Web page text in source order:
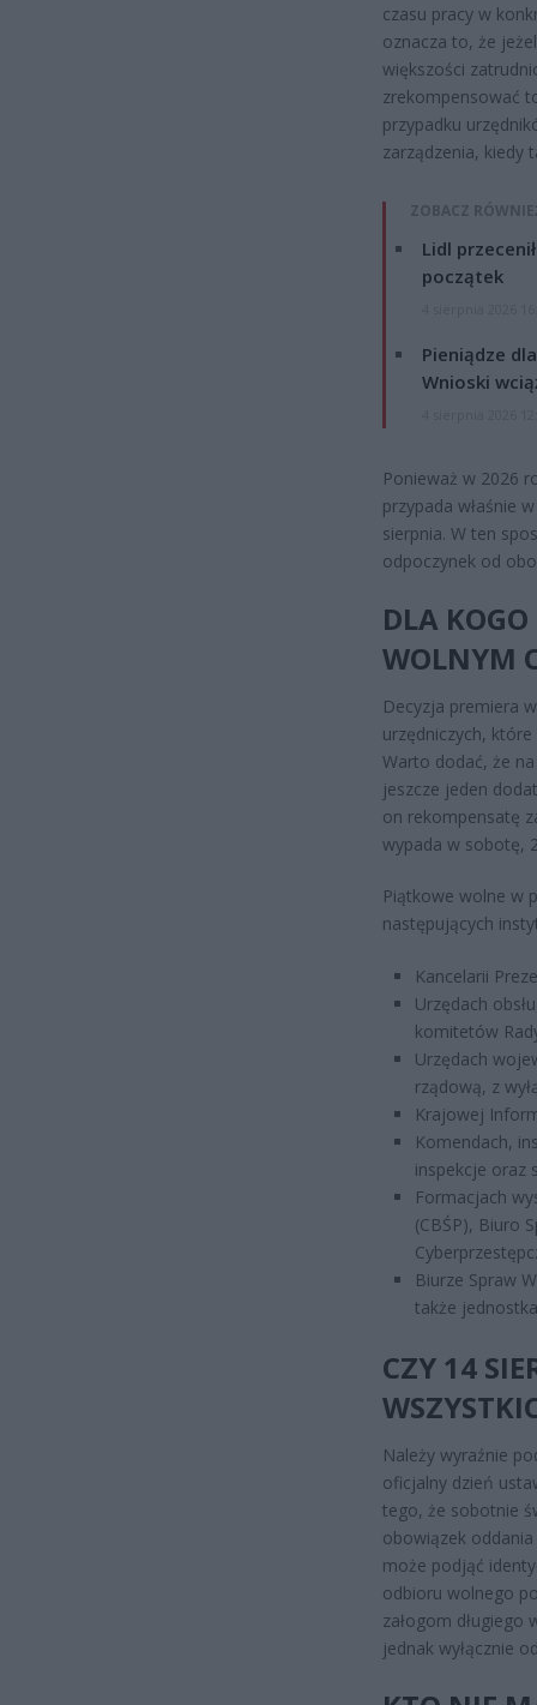
czasu pracy w
oznacza to, że
większości
zrekompensować
przypadku
zarządzenia, kiedy
ZOBACZ
Lidl
początek
Pieniądze
Wnioski
Ponieważ w 2026
przypada właśnie
sierpnia. W ten
odpoczynek od
DLA
WOLNYM
Decyzja premiera
urzędniczych,
Warto dodać, że
jeszcze jeden
on rekompensatę
wypada w sobotę,
Piątkowe wolne w
następujących
Kancelarii
Urzędach
komitetów
Urzędach
rządową, z
Krajowej
Komendach,
inspekcje oraz
Formacjach
(CBŚP), Biuro
Biurze Spraw
także
CZY 14
Należy wyraźnie
oficjalny dzień
tego, że sobotnie
obowiązek
może podjąć
odbioru wolnego
załogom długiego
jednak wyłącznie